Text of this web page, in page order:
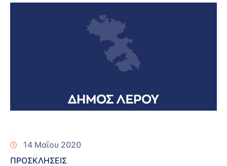
14 Μαΐου 2020
ΠΡΟΣΚΛΗΣΕΙΣ